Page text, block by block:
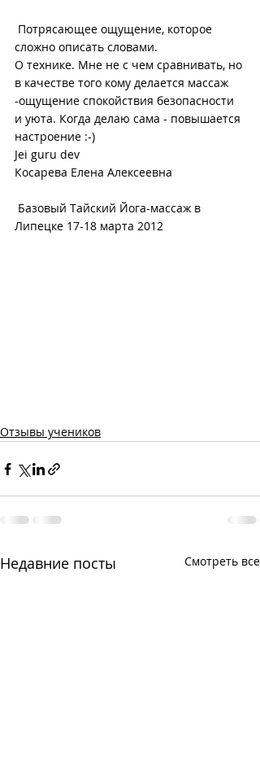
сложно описать словами.
О технике. Мне не с чем сравнивать, но
в качестве того кому делается массаж
-ощущение спокойствия безопасности
и уюта. Когда делаю сама - повышается
настроение :-)
Jei guru dev
Косарева Елена Алексеевна
Липецке 17-18 марта 2012
Отзывы учеников
Недавние посты Смотреть все